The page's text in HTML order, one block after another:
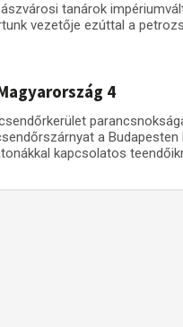
tanárok
vezetője ezúttal a
4
a
kapcsolatos